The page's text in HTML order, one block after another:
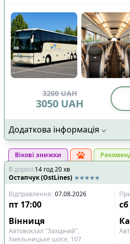
3200 UAH
3050 UAH
Додаткова інформація
Вікові знижки
В дорозі:14 год20хв
Остапчук (OstLines)
Відправлення: 07.08.2026
пт 17:00 сб
Вінниця
Автовокзал "Західний",
Хмельницьке шосе, 107